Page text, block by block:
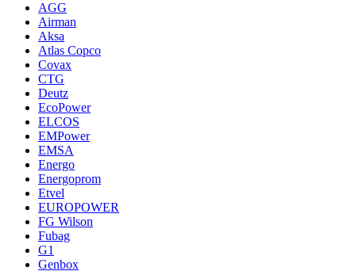
AGG
Airman
Aksa
Atlas Copco
Covax
CTG
Deutz
EcoPower
ELCOS
EMPower
EMSA
Energo
Energoprom
Etvel
EUROPOWER
FG Wilson
Fubag
G1
Genbox